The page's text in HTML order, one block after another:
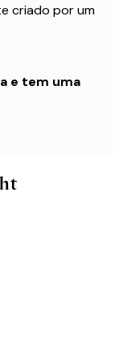
criado por um
e tem uma